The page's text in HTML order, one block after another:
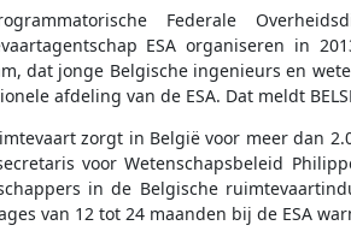
Federale
ESA organiseren in
dat jonge Belgische ingenieurs en
afdeling van de ESA. Dat meldt
zorgt in België voor meer dan
voor Wetenschapsbeleid
in de Belgische
van 12 tot 24 maanden bij de ESA